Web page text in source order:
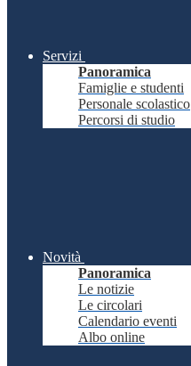
Servizi
Panoramica
Famiglie e studenti
Personale scolastico
Percorsi di studio
Novità
Panoramica
Le notizie
Le circolari
Calendario eventi
Albo online